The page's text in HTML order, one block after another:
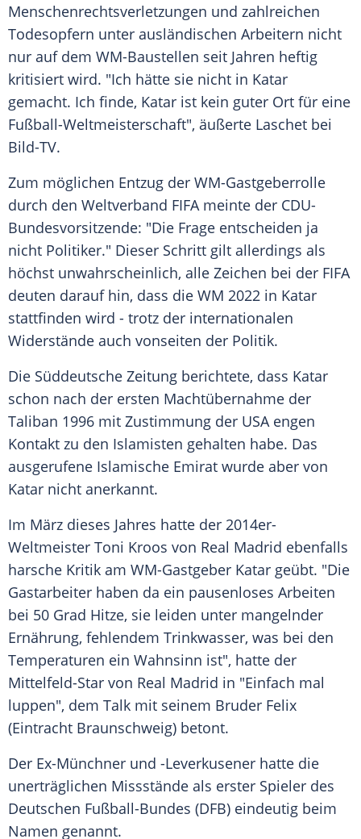
Menschenrechtsverletzungen und zahlreichen
Todesopfern unter ausländischen Arbeitern nicht
nur auf dem WM-Baustellen seit Jahren heftig
kritisiert wird. "Ich hätte sie nicht in Katar
gemacht. Ich finde, Katar ist kein guter Ort für eine
Fußball-Weltmeisterschaft", äußerte Laschet bei
Bild-TV.
Zum möglichen Entzug der WM-Gastgeberrolle
durch den Weltverband FIFAmeinte der CDU-
Bundesvorsitzende: "Die Frage entscheiden ja
nicht Politiker." Dieser Schritt gilt allerdings als
höchst unwahrscheinlich, alle Zeichen bei der FIFA
deuten darauf hin, dass die WM 2022 in Katar
stattfinden wird - trotz der internationalen
Widerstände auch vonseiten der Politik.
Die Süddeutsche Zeitung berichtete, dass Katar
schon nach der ersten Machtübernahme der
Taliban 1996 mit Zustimmung der USA engen
Kontakt zu den Islamisten gehalten habe. Das
ausgerufene Islamische Emirat wurde aber von
Katar nicht anerkannt.
Im März dieses Jahres hatte der 2014er-
Weltmeister Toni Kroos von Real Madrid ebenfalls
harsche Kritik am WM-Gastgeber Katar geübt. "Die
Gastarbeiter haben da ein pausenloses Arbeiten
bei 50 Grad Hitze, sie leiden unter mangelnder
Ernährung, fehlendem Trinkwasser, was bei den
Temperaturen ein Wahnsinn ist", hatte der
Mittelfeld-Star von Real Madrid in "Einfach mal
luppen", dem Talk mit seinem Bruder Felix
(Eintracht Braunschweig) betont.
Der Ex-Münchner und -Leverkusener hatte die
unerträglichen Missstände als erster Spieler des
Deutschen Fußball-Bundes (DFB) eindeutig beim
Namen genannt.